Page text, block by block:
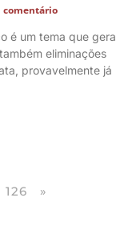
comentário
é um tema que gera
eliminações
provavelmente já
126 »